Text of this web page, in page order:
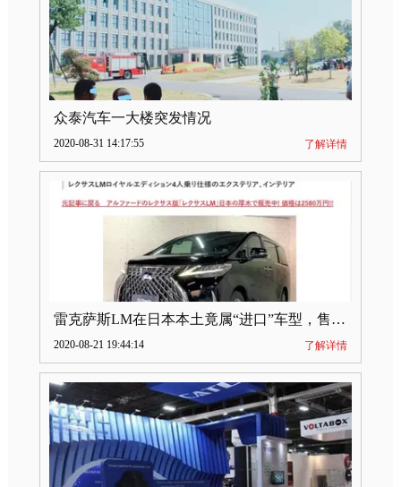
众泰汽车一大楼突发情况
2020-08-31 14:17:55 了解详情
雷克萨斯LM在日本本土竟属“进口”车型，售价2580万日元
2020-08-21 19:44:14 了解详情